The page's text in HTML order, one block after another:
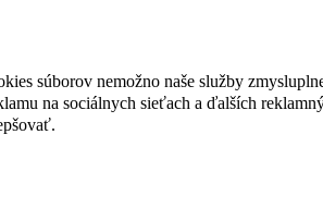
súborov nemožno naše služby
na sociálnych sieťach a ďalších